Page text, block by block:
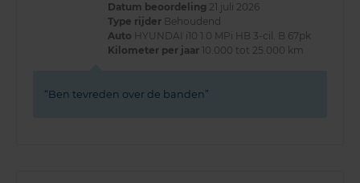
Datum beoordeling 21 juli 2026
Type rijder Behoudend
Auto HYUNDAI i10 1.0 MPi HB 3-cil. B 67pk
Kilometer per jaar 10.000 tot 25.000 km
Ben tevreden over de banden